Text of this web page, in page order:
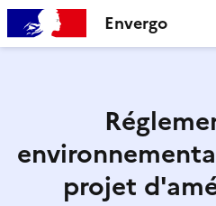
Envergo
projet